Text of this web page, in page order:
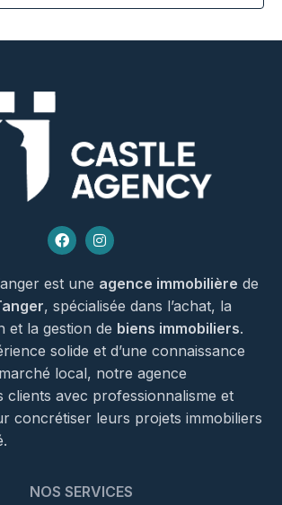
est une agence immobilière de
, spécialisée dans l’achat, la
et la gestion de biens immobiliers.
solide et d’une connaissance
local, notre agence
clients avec professionnalisme et
concrétiser leurs projets immobiliers
NOS SERVICES